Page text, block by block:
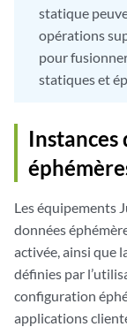
statique
opérations
pour
statiques et
Instances
Les équipements
données
activée, ainsi que
définies par
configuration
applications